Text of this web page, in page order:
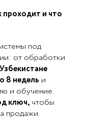
проходит и что
под
от обработки
8 недель и
и обучение.
ключ, чтобы
продажи.